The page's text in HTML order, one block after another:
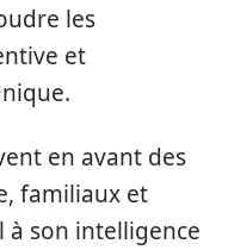
les
et
en avant des
familiaux et
à son intelligence